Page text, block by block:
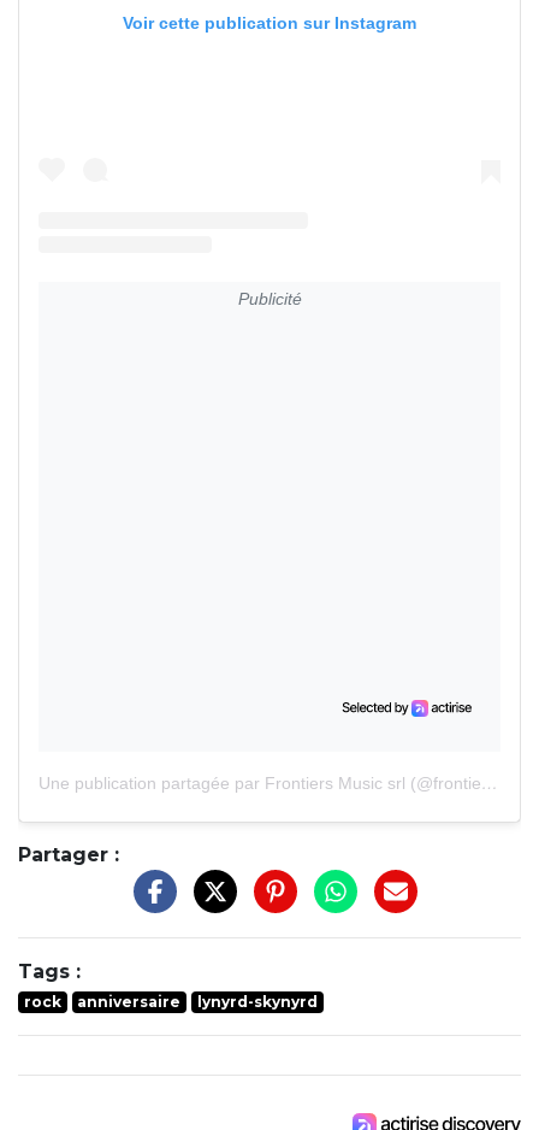
Voir cette publication sur Instagram
Publicité
Une publication partagée par Frontiers Music srl (@frontiersmusicsrl)
Partager :
Tags :
rock anniversaire lynyrd-skynyrd